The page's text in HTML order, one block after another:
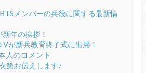
メンバーの兵役に関する最新情
年の挨拶！
Vが新兵教育終了式に出席！
人のコメント
第お伝えします♪